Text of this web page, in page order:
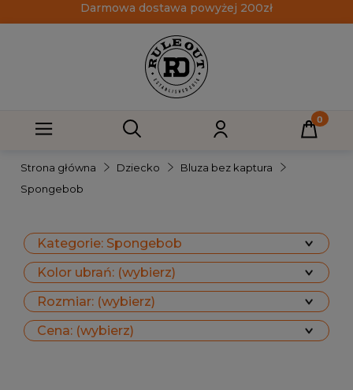
Darmowa dostawa powyżej 200zł
Strona główna Dziecko
Bluza bez kaptura
Spongebob
Kategorie: Spongebob
Kolor ubrań: (wybierz)
Rozmiar: (wybierz)
Cena: (wybierz)